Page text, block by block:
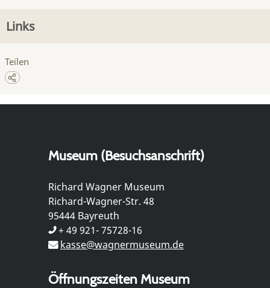
Links
Teilen
Museum (Besuchsanschrift)
Richard Wagner Museum
Richard-Wagner-Str. 48
95444 Bayreuth
+ 49 921- 75728-16
kasse@wagnermuseum.de
Öffnungszeiten Museum